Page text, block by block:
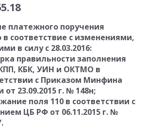
платежного поручения
в соответствие с изменениями,
в силу с 28.03.2016:
правильности заполнения
КБК, УИН и ОКТМО в
с Приказом Минфина
от 23.09.2015 г. № 148н;
поля 110 в соответствии с
ЦБ РФ от 06.11.2015 г. №